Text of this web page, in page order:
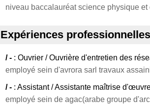
niveau baccalauréat science physique et
Expériences professionnelles
/ - : Ouvrier / Ouvrière d'entretien des
employé sein d'avrora sarl travaux
/ - : Assistant / Assistante maîtrise
employé sein de agac(arabe groupe